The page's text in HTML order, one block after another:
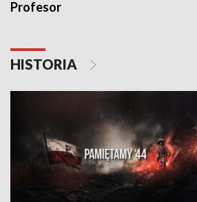
Profesor
HISTORIA